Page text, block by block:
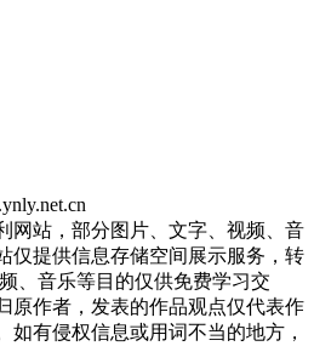
网站，部分图片、文字、视频、音
仅提供信息存储空间展示服务，转
、音乐等目的仅供免费学习交
原作者，发表的作品观点仅代表作
如有侵权信息或用词不当的地方，